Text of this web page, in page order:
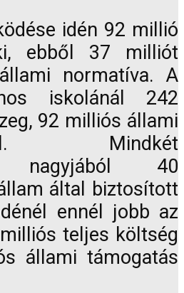
idén 92 millió
ebből 37 milliót
normatíva. A
iskolánál 242
92 milliós állami
Mindkét
nagyjából 40
által biztosított
ennél jobb az
teljes költség
állami támogatás